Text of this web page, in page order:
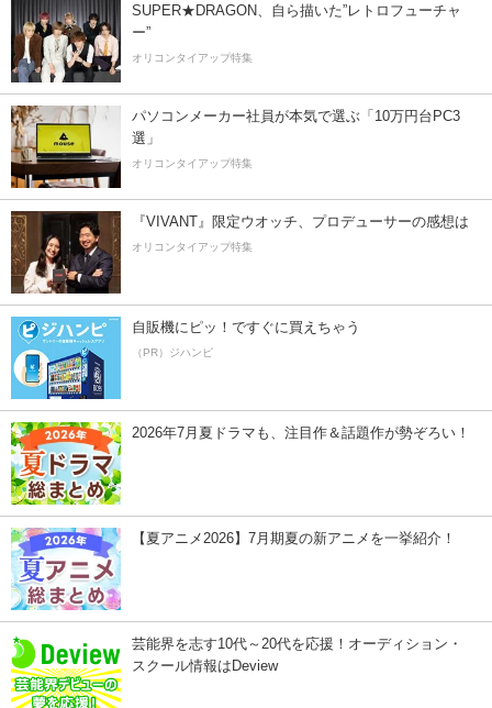
SUPER★DRAGON、自ら描いた”レトロフューチャ
ー”
オリコンタイアップ特集
パソコンメーカー社員が本気で選ぶ「10万円台PC3
選」
オリコンタイアップ特集
『VIVANT』限定ウオッチ、プロデューサーの感想は
オリコンタイアップ特集
自販機にピッ！ですぐに買えちゃう
（PR）ジハンピ
2026年7月夏ドラマも、注目作＆話題作が勢ぞろい！
【夏アニメ2026】7月期夏の新アニメを一挙紹介！
芸能界を志す10代～20代を応援！オーディション・
スクール情報はDeview